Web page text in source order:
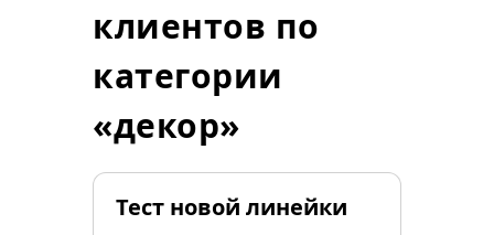
клиентов по
категории
«декор»
Тест новой линейки